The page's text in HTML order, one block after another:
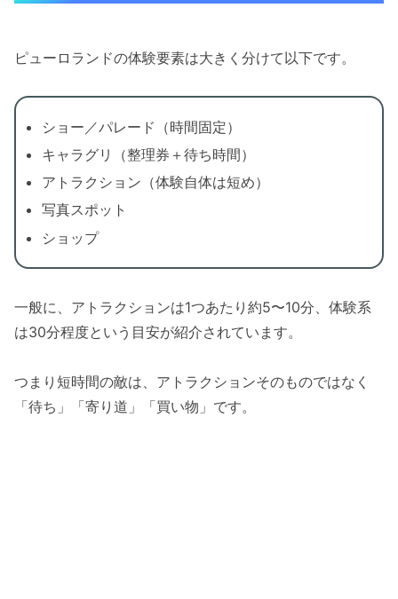
ピューロランドの体験要素は大きく分けて以下です。
ショー／パレード（時間固定）
キャラグリ（整理券＋待ち時間）
アトラクション（体験自体は短め）
写真スポット
ショップ
一般に、アトラクションは1つあたり約5〜10分、体験系
は30分程度という目安が紹介されています。
つまり短時間の敵は、アトラクションそのものではなく
「待ち」「寄り道」「買い物」です。